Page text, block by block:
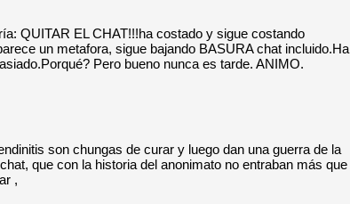
QUITAR EL CHAT!!!ha costado y sigue costando
un metafora, sigue bajando BASURA chat incluido.Ha
Pero bueno nunca es tarde. ANIMO.
son chungas de curar y luego dan una guerra de la
que con la historia del anonimato no entraban más que
,